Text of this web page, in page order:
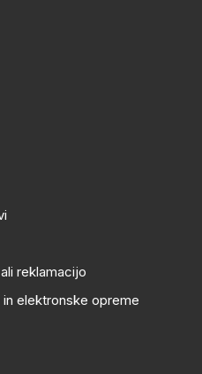
reklamacijo
elektronske opreme